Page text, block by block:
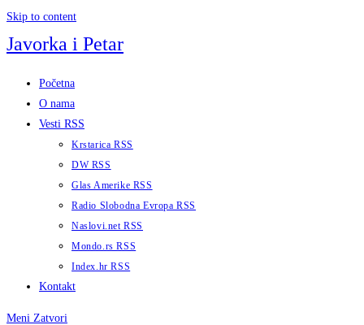
Skip to content
Javorka i Petar
Početna
O nama
Vesti RSS
Krstarica RSS
DW RSS
Glas Amerike RSS
Radio Slobodna Evropa RSS
Naslovi.net RSS
Mondo.rs RSS
Index.hr RSS
Kontakt
Meni Zatvori